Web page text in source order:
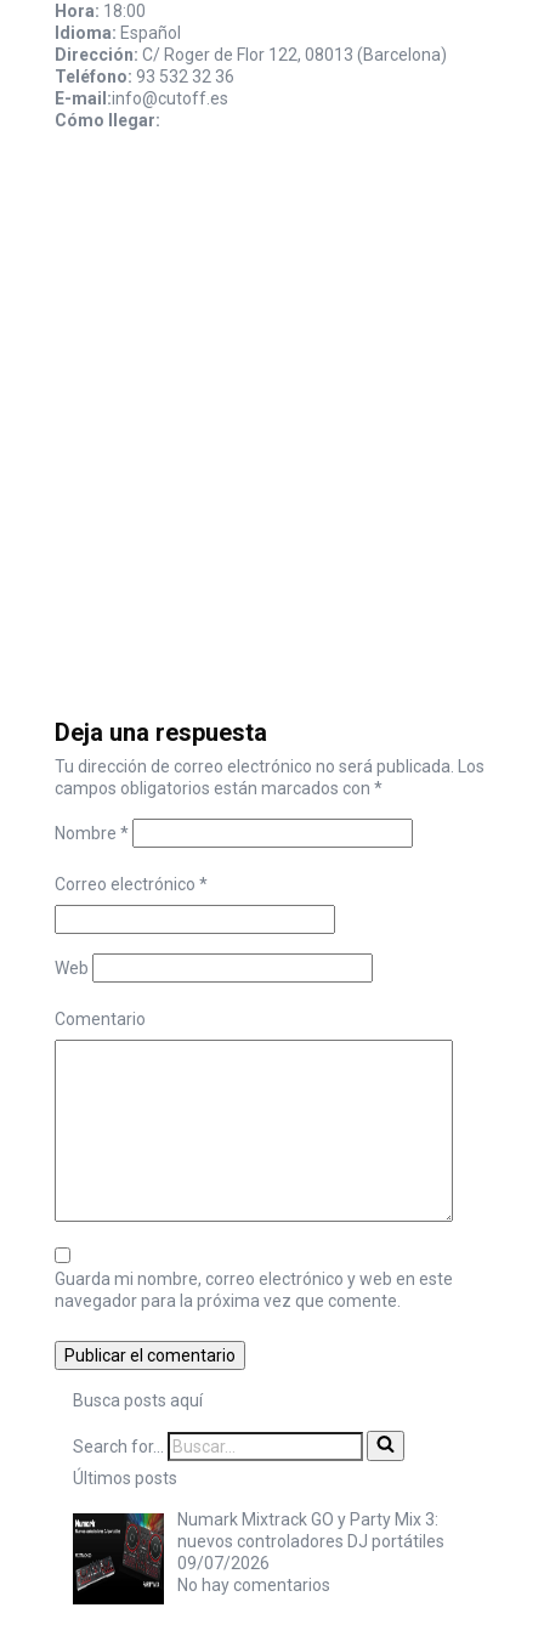
Hora: 18:00
Idioma: Español
Dirección: C/ Roger de Flor 122, 08013 (Barcelona)
Teléfono: 93 532 32 36
E-mail:info@cutoff.es
Cómo llegar:
Deja una respuesta
Tu dirección de correo electrónico no será publicada.
Los
campos obligatorios están marcados con *
Nombre *
Correo electrónico *
Web
Comentario
Guarda mi nombre, correo electrónico y web en este
navegador para la próxima vez que comente.
Busca posts aquí
Search for...
Últimos posts
Numark Mixtrack GO y Party Mix 3:
nuevos controladores DJ portátiles
09/07/2026
No hay comentarios